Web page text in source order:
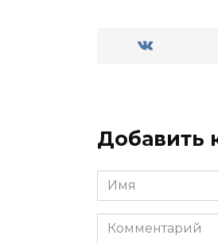
Добавить
Имя
*
Комментарий